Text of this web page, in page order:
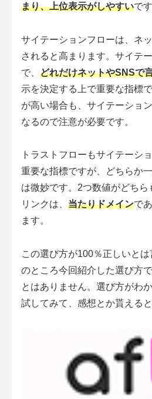
まり、上位表示がしやすいです
サイテーションフローは、ネ
されると高まります。サイテ
で、 どれだけネットやSNSで
示を決定する上で重要な指標
が高い場合も、サイテーショ
なるので注意が必要です。
トラストフローもサイテーシ
重要な指標ですが、どちらか
は微妙です。2つ数値がどちら
リンクは、 当たりドメインで
ます。
この選び方が100％正しいと
のところ今回紹介した選び方
とはありません。選び方がわ
試してみて、感想とか貰える